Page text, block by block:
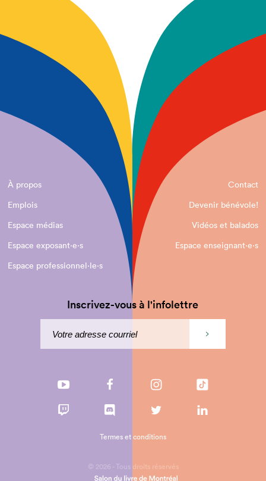
À propos
Contact
Emplois
Devenir bénévole!
Espace médias
Vidéos et balados
Espace exposant·e⋅s
Espace enseignant·e⋅s
Espace professionnel·le⋅s
Inscrivez-vous à l'infolettre
© 2026 - Tous droits réservés
Termes et conditions